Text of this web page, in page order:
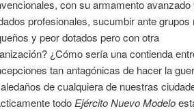
con su armamento avanzado
profesionales, sucumbir ante grupos
y peor dotados pero con otra
¿Cómo sería una contienda
tan antagónicas de hacer la
de cualquiera de nuestras
todo Ejército Nuevo Modelo